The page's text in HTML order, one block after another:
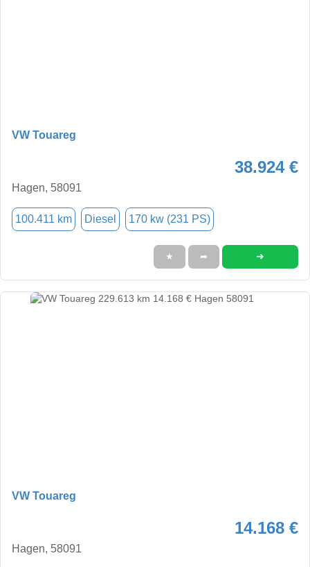
VW Touareg
38.924 €
Hagen, 58091
100.411 km Diesel 170 kw (231 PS)
★ ➦ ➜
VW Touareg
14.168 €
Hagen, 58091